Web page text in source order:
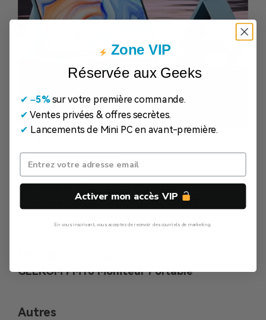
Ensemble Clavier et Souris
Clavier et Souris de Jeux GEEKOM
GEEKOM PM16 Moniteur Portable
Autres
Zone VIP
Réservée aux Geeks
✔ ​–5%sur votre première commande.
✔ Ventes privées & offres secrètes.
✔ Lancements de Mini PC en avant-première.
Activer mon accès VIP
En vous inscrivant, vous acceptez de recevoir des courriels de marketing.